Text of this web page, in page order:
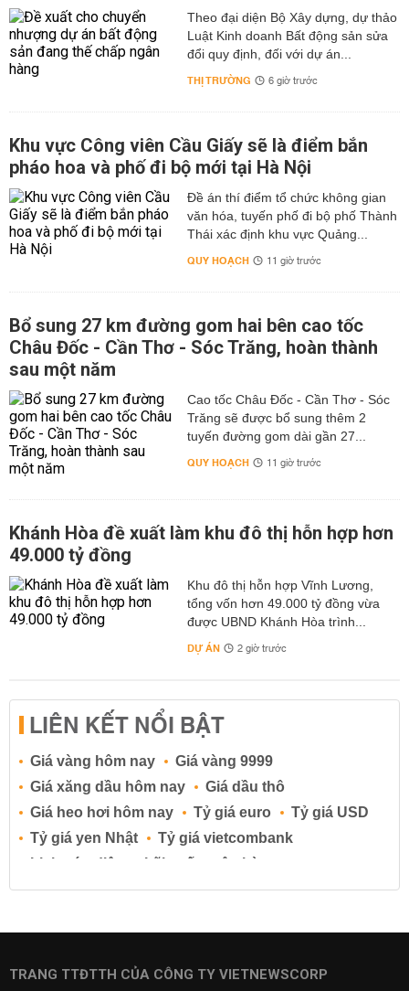
Theo đại diện Bộ Xây dựng, dự thảo
Luật Kinh doanh Bất động sản sửa
đổi quy định, đối với dự án...
THỊ TRƯỜNG 6 giờ trước
Khu vực Công viên Cầu Giấy sẽ là điểm bắn
pháo hoa và phố đi bộ mới tại Hà Nội
Đề án thí điểm tổ chức không gian
văn hóa, tuyến phố đi bộ phố Thành
Thái xác định khu vực Quảng...
QUY HOẠCH 11 giờ trước
Bổ sung 27 km đường gom hai bên cao tốc
Châu Đốc - Cần Thơ - Sóc Trăng, hoàn thành
sau một năm
Cao tốc Châu Đốc - Cần Thơ - Sóc
Trăng sẽ được bổ sung thêm 2
tuyến đường gom dài gần 27...
QUY HOẠCH 11 giờ trước
Khánh Hòa đề xuất làm khu đô thị hỗn hợp hơn
49.000 tỷ đồng
Khu đô thị hỗn hợp Vĩnh Lương,
tổng vốn hơn 49.000 tỷ đồng vừa
được UBND Khánh Hòa trình...
DỰ ÁN 2 giờ trước
LIÊN KẾT NỔI BẬT
Giá vàng hôm nay
Giá vàng 9999
Giá xăng dầu hôm nay
Giá dầu thô
Giá heo hơi hôm nay
Tỷ giá euro
Tỷ giá USD
Tỷ giá yen Nhật
Tỷ giá vietcombank
Lịch cúp điện
Lãi suất ngân hàng
Lãi suất tiết kiệm
Lãi suất tiền gửi
Lãi suất ngân hàng BIDV
TRANG TTĐTTH CỦA CÔNG TY VIETNEWSCORP